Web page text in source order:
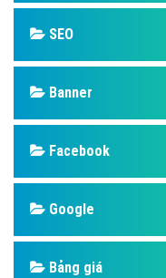
SEO
Banner
Facebook
Google
Bảng giá